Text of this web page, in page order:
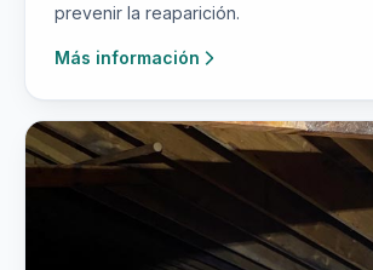
prevenir la reaparición.
Más información